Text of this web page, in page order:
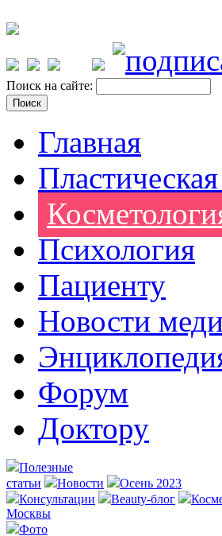
Поиск на сайте:
Главная
Психология
Пациенту
Новости
Форум
Доктору
Полезные
статьи
Новости
Осень 2023
Консультации
Beauty-блог
Москвы
Фото